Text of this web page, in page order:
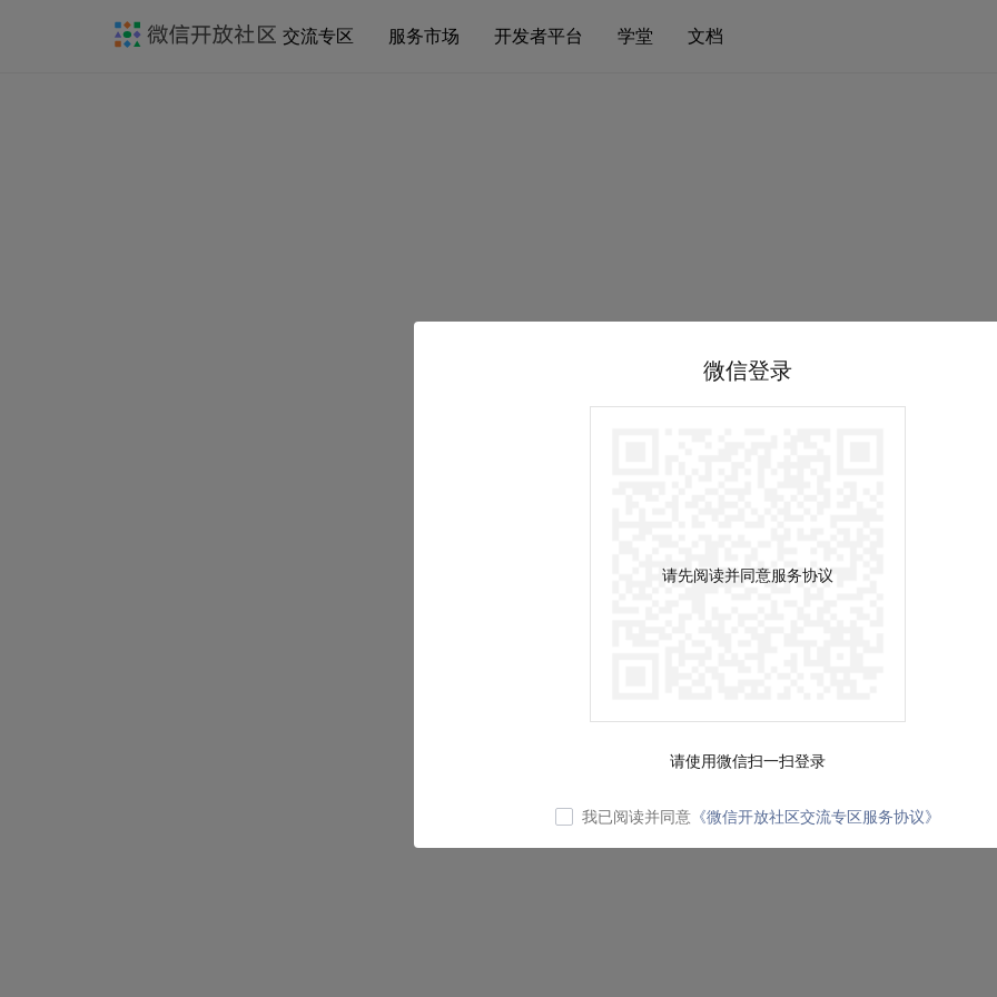
交流专区 服务市场 开发者平台 学堂 文档
微信登录
请先阅读并同意服务协议
请使用微信扫一扫登录
我已阅读并同意 《微信开放社区交流专区服务协议》